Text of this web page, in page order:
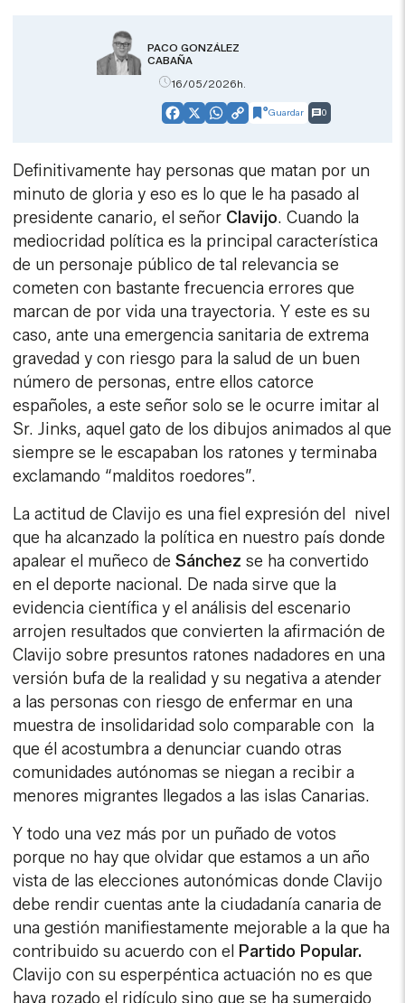
PACO GONZÁLEZ
CABAÑA
16/05/2026h.
Facebook
X WhatsApp
CopyGuardar 0
Definitivamente hay personas que matan por un
minuto de gloria y eso es lo que le ha pasado al
presidente canario, el señor Clavijo. Cuando la
mediocridad política es la principal característica
de un personaje público de tal relevancia se
cometen con bastante frecuencia errores que
marcan de por vida una trayectoria. Y este es su
caso, ante una emergencia sanitaria de extrema
gravedad y con riesgo para la salud de un buen
número de personas, entre ellos catorce
españoles, a este señor solo se le ocurre imitar al
Sr. Jinks, aquel gato de los dibujos animados al que
siempre se le escapaban los ratones y terminaba
exclamando “malditos roedores”.
La actitud de Clavijo es una fiel expresión del nivel
que ha alcanzado la política en nuestro país donde
apalear el muñeco deSánchez se ha convertido
en el deporte nacional. De nada sirve que la
evidencia científica y el análisis del escenario
arrojen resultados que convierten la afirmación de
Clavijo sobre presuntos ratones nadadores en una
versión bufa de la realidad y su negativa a atender
a las personas con riesgo de enfermar en una
muestra de insolidaridad solo comparable con la
que él acostumbra a denunciar cuando otras
comunidades autónomas se niegan a recibir a
menores migrantes llegados a las islas Canarias.
Y todo una vez más por un puñado de votos
porque no hay que olvidar que estamos a un año
vista de las elecciones autonómicas donde Clavijo
debe rendir cuentas ante la ciudadanía canaria de
una gestión manifiestamente mejorable a la que ha
contribuido su acuerdo con el Partido Popular.
Clavijo con su esperpéntica actuación no es que
haya rozado el ridículo sino que se ha sumergido